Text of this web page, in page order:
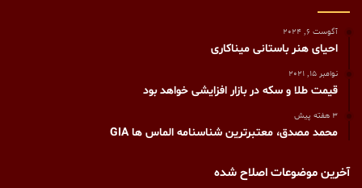
آگوست 6, 2024
احیای هنر باستانی میناکاری
نوامبر 15, 2021
قیمت طلا و سکه در بازار افزایشی خواهد بود
3 هفته پیش
محمد مصدق، معتبرترین شناسنامه الماس ها GIA
آخرین موضوعات اصلاح شده